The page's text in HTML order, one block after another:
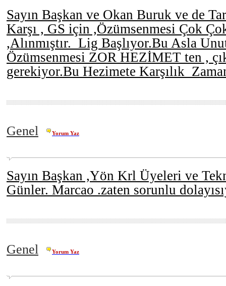
Sayın Başkan ve Okan Buruk ve de
Karşı , GS için ,Özümsenmesi Çok
,Alınmıştır. Lig Başlıyor.Bu Asla
Özümsenmesi ZOR HEZİMET ten ,
gerekiyor.Bu Hezimete Karşılık
Genel Yorum Yaz
Sayın Başkan ,Yön Krl Üyeleri ve
Günler. Marcao .zaten sorunlu
Genel Yorum Yaz